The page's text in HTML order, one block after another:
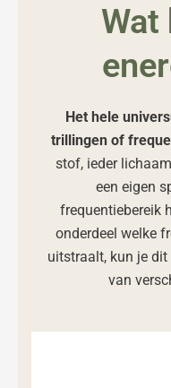
Wat
Het hele
trillingen of
stof, ieder
een eigen
frequentiebereik
onderdeel welke
uitstraalt, kun je
van